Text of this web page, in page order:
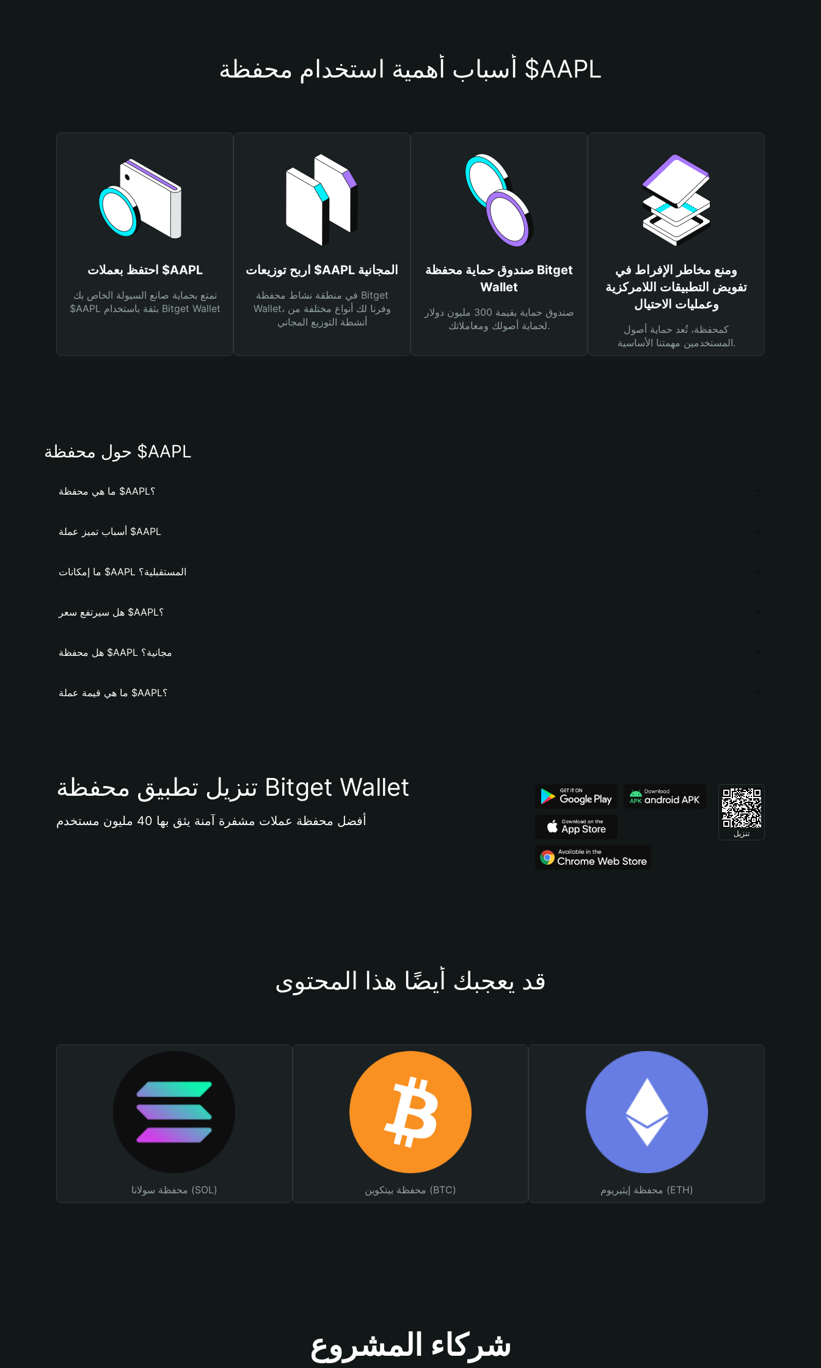
أسباب أهمية استخدام محفظة $AAPL
احتفظ بعملات $AAPL
تمتع بحماية صانع السيولة الخاص بك
$AAPL بثقة باستخدام Bitget Wallet
اربح توزيعات $AAPL المجانية
في منطقة نشاط محفظة Bitget
Wallet، وفرنا لك أنواع مختلفة من
أنشطة التوزيع المجاني
صندوق حماية محفظة Bitget
Wallet
صندوق حماية بقيمة 300 مليون دولار
لحماية أصولك ومعاملاتك.
ومنع مخاطر الإفراط في
تفويض التطبيقات اللامركزية
وعمليات الاحتيال
كمحفظة، تُعد حماية أصول
المستخدمين مهمتنا الأساسية.
حول محفظة $AAPL
ما هي محفظة $AAPL؟
أسباب تميز عملة $AAPL
ما إمكانات $AAPL المستقبلية؟
هل سيرتفع سعر $AAPL؟
هل محفظة $AAPL مجانية؟
ما هي قيمة عملة $AAPL؟
تنزيل تطبيق محفظة Bitget Wallet
أفضل محفظة عملات مشفرة آمنة يثق بها 40 مليون مستخدم
تنزيل
قد يعجبك أيضًا هذا المحتوى
محفظة سولانا (SOL) محفظة بيتكوين (BTC) محفظة إيثيريوم (ETH)
شركاء المشروع